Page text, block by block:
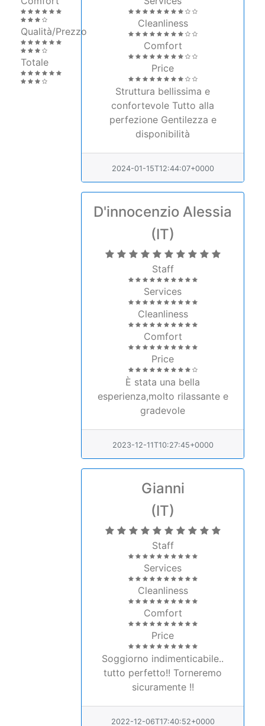
Totale
Price
Struttura bellissima e
confortevole Tutto alla
perfezione Gentilezza e
disponibilità
2024-01-15T12:44:07+0000
D'innocenzio Alessia
(IT)
Staff
Services
Cleanliness
Comfort
Price
È stata una bella
esperienza,molto rilassante e
gradevole
2023-12-11T10:27:45+0000
Gianni
(IT)
Staff
Services
Cleanliness
Comfort
Price
Soggiorno indimenticabile..
tutto perfetto!! Torneremo
sicuramente !!
2022-12-06T17:40:52+0000
Laura